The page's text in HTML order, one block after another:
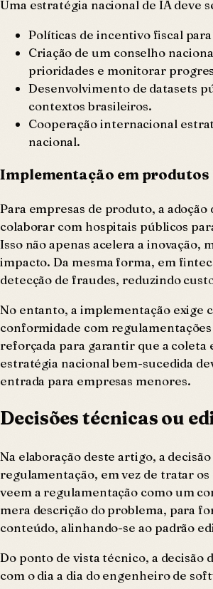
Uma estratégia nacional de IA deve
Políticas de incentivo fiscal
Criação de um conselho
prioridades e monitorar
Desenvolvimento de datasets
contextos brasileiros.
Cooperação internacional
nacional.
Implementação em
Para empresas de produto, a
colaborar com hospitais públicos
Isso não apenas acelera a inovação,
impacto. Da mesma forma, em
detecção de fraudes, reduzindo
No entanto, a implementação exige
conformidade com
reforçada para garantir que a coleta
estratégia nacional bem-sucedida
entrada para empresas menores.
Decisões técnicas ou
Na elaboração deste artigo, a
regulamentação, em vez de tratar
veem a regulamentação como um
mera descrição do problema, para
conteúdo, alinhando-se ao padrão
Do ponto de vista técnico, a
com o dia a dia do engenheiro de